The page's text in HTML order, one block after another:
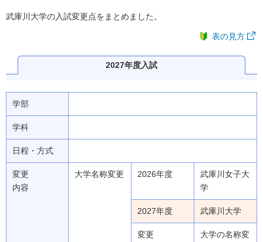
武庫川大学の入試変更点をまとめました。
表の見方
2027年度入試
学部
学科
日程・方式
変更
内容
大学名称変更 2026年度
武庫川女子大
学
2027年度 武庫川大学
変更
大学の名称変